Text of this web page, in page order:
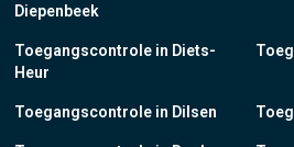
Diepenbeek
Toegangscontrole in Diets-
Heur
Toegangscontrole in Dilsen